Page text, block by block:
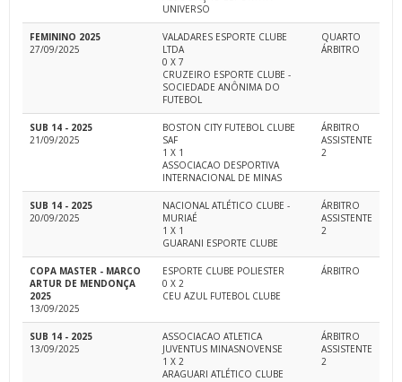
UNIVERSO
FEMININO 2025
27/09/2025
VALADARES ESPORTE CLUBE
LTDA
0 X 7
CRUZEIRO ESPORTE CLUBE -
SOCIEDADE ANÔNIMA DO
FUTEBOL
QUARTO
ÁRBITRO
SUB 14 - 2025
21/09/2025
BOSTON CITY FUTEBOL CLUBE
SAF
1 X 1
ASSOCIACAO DESPORTIVA
INTERNACIONAL DE MINAS
ÁRBITRO
ASSISTENTE
2
SUB 14 - 2025
20/09/2025
NACIONAL ATLÉTICO CLUBE -
MURIAÉ
1 X 1
GUARANI ESPORTE CLUBE
ÁRBITRO
ASSISTENTE
2
COPA MASTER - MARCO
ARTUR DE MENDONÇA
2025
13/09/2025
ESPORTE CLUBE POLIESTER
0 X 2
CEU AZUL FUTEBOL CLUBE
ÁRBITRO
SUB 14 - 2025
13/09/2025
ASSOCIACAO ATLETICA
JUVENTUS MINASNOVENSE
1 X 2
ARAGUARI ATLÉTICO CLUBE
ÁRBITRO
ASSISTENTE
2